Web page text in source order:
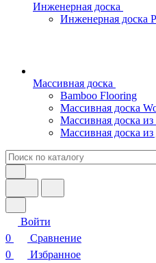
Инженерная доска
Инженерная доска
Массивная доска
Bamboo Flooring
Массивная доска
Массивная доска из
Массивная доска из
Войти
0
Сравнение
0
Избранное